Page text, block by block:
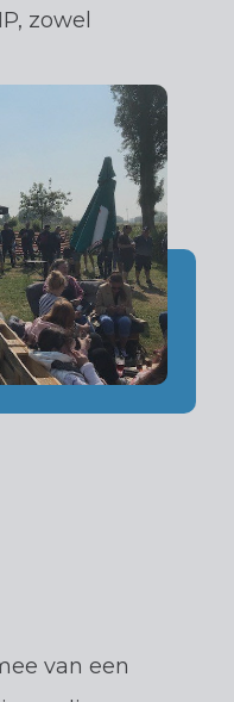
zowel
van een